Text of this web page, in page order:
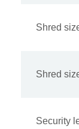
Shred
Shred
Security